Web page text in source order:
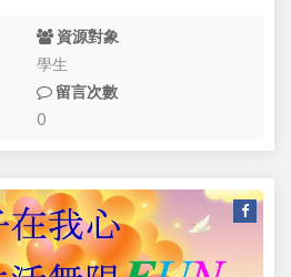
資源對象
學生
留言次數
0